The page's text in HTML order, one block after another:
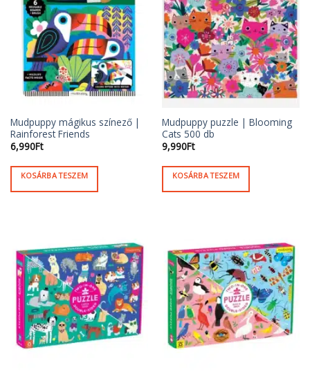
Mudpuppy mágikus színező |
Rainforest Friends
6,990Ft
KOSÁRBA TESZEM
Mudpuppy puzzle | Blooming
Cats 500 db
9,990Ft
KOSÁRBA TESZEM